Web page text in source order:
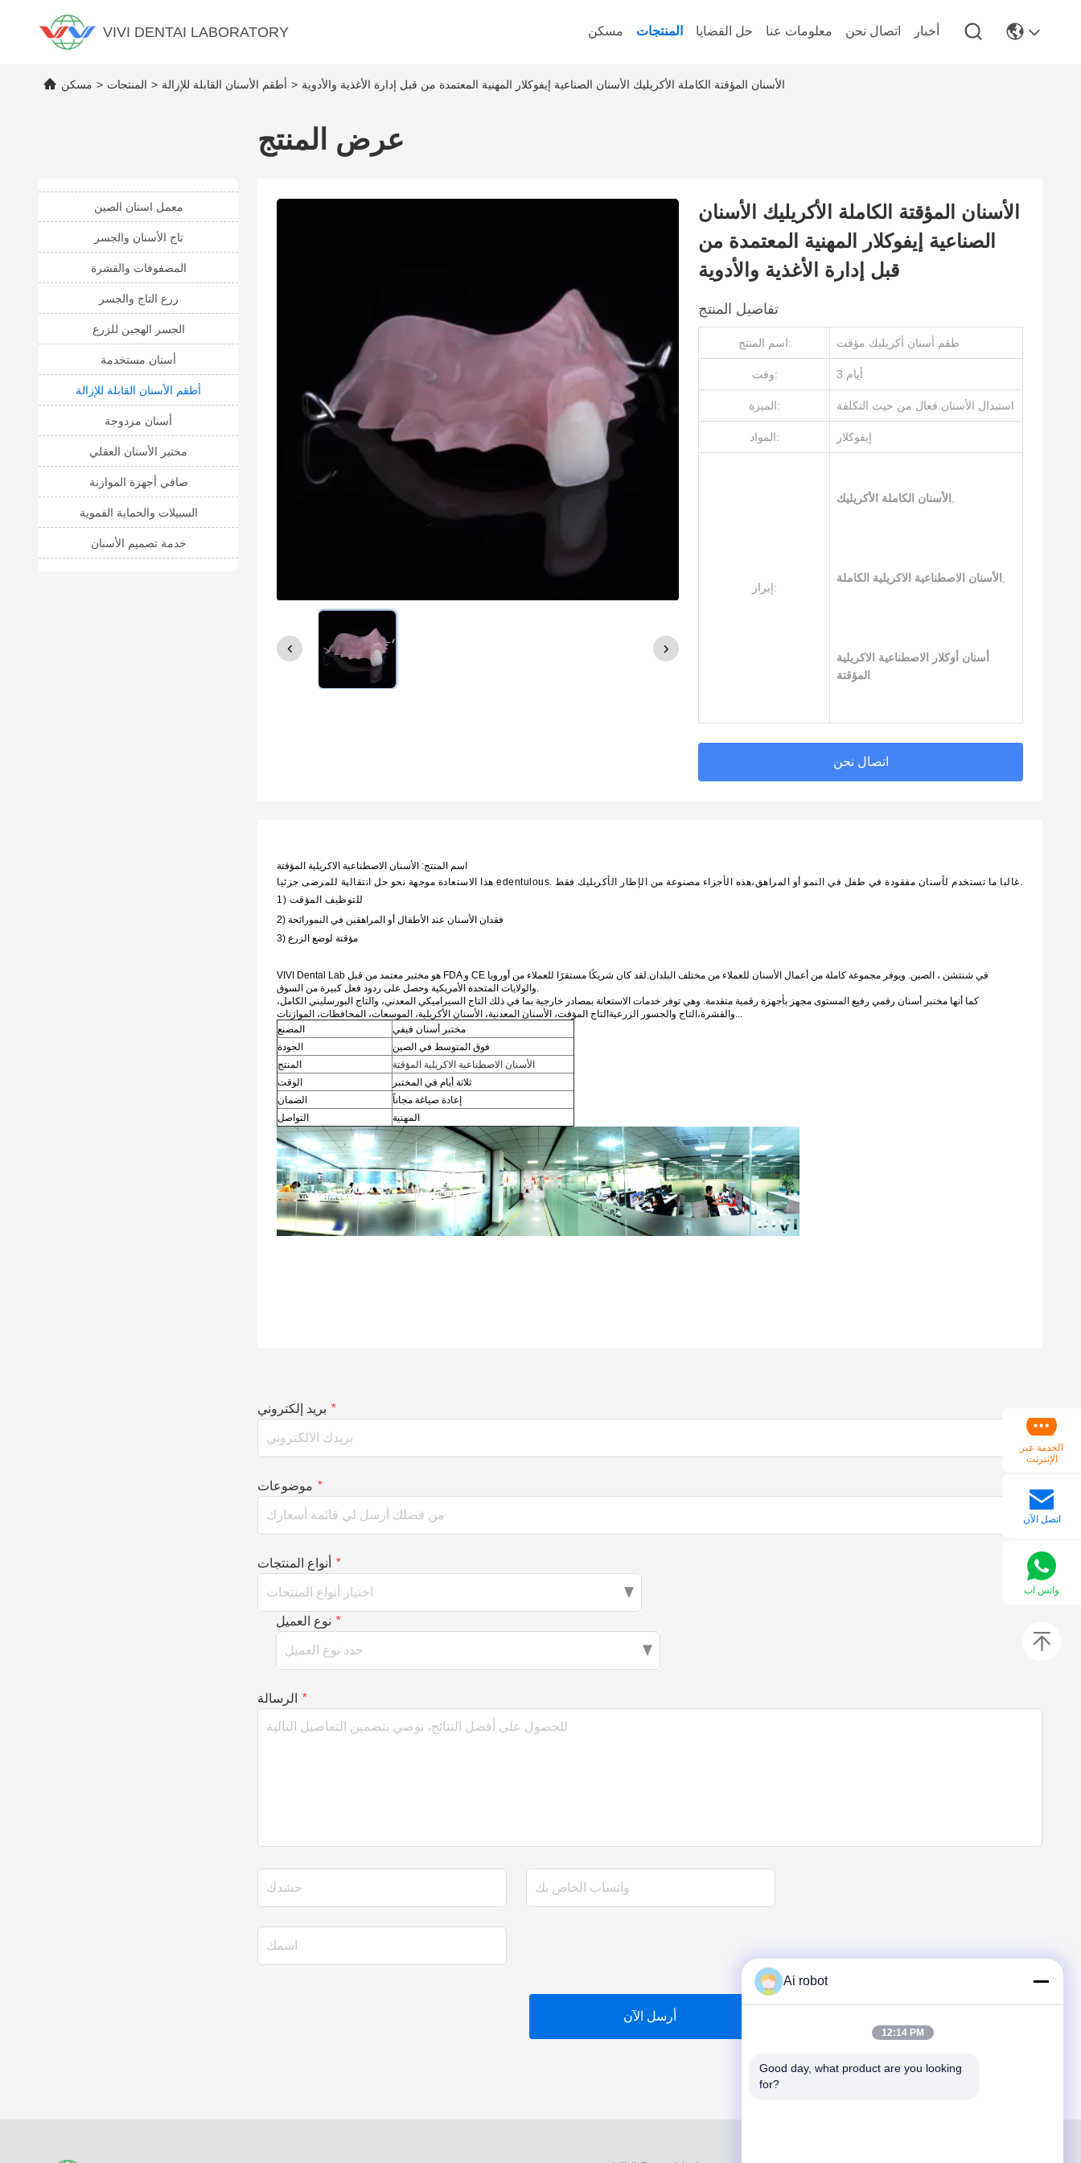
VIVI DENTAI LABORATORY مسكن المنتجات حل القضايا معلومات عنا اتصال نحن أخبار
مسكن > المنتجات > أطقم الأسنان القابلة للإزالة > الأسنان المؤقتة الكاملة الأكريليك الأسنان الصناعية إيفوكلار المهنية المعتمدة من قبل إدارة الأغذية والأدوية
عرض المنتج
معمل اسنان الصين
تاج الأسنان والجسر
المصفوفات والقشرة
زرع التاج والجسر
الجسر الهجين للزرع
أسنان مستخدمة
أطقم الأسنان القابلة للإزالة
أسنان مزدوجة
مختبر الأسنان العقلي
صافي أجهزة الموازنة
السبيلات والحماية الفموية
خدمة تصميم الأسنان
الأسنان المؤقتة الكاملة الأكريليك الأسنان
الصناعية إيفوكلار المهنية المعتمدة من
قبل إدارة الأغذية والأدوية
تفاصيل المنتج
اسم المنتج: طقم أسنان أكريليك مؤقت
وقت: 3 أيام
الميزة: استبدال الأسنان فعال من حيث التكلفة
المواد: إيفوكلار
إبراز:
الأسنان الكاملة الأكريليك
الأسنان الاصطناعية الاكريلية الكاملة
أسنان أوكلار الاصطناعية الاكريلية
المؤقتة
اتصال نحن
اسم المنتج: الأسنان الاصطناعية الاكريلية المؤقتة
هذا الاستعادة موجهة نحو حل انتقالية للمرضى جزئيا edentulous. غالبا ما تستخدم لأسنان مفقودة في طفل في النمو أو المراهق،هذه الأجزاء مصنوعة من الإطار الأكريليك فقط.
1) للتوظيف المؤقت
2) فقدان الأسنان عند الأطفال أو المراهقين في النمورائحة
3) مؤقتة لوضع الزرع
VIVI Dental Lab هو مختبر معتمد من قبل FDA و CE في شنتشن ، الصين. ويوفر مجموعة كاملة من أعمال الأسنان للعملاء من مختلف البلدان.لقد كان شريكًا مستقرًا للعملاء من أوروبا
والولايات المتحدة الأمريكية وحصل على ردود فعل كبيرة من السوق.
كما أنها مختبر أسنان رقمي رفيع المستوى مجهز بأجهزة رقمية متقدمة. وهي توفر خدمات الاستعانة بمصادر خارجية بما في ذلك التاج السيراميكي المعدني، والتاج البورسليني الكامل،
والقشرة،التاج والجسور الزرعيةالتاج المؤقت، الأسنان المعدنية، الأسنان الأكريلية، الموسعات، المحافظات، الموازنات...
المصنع
مختبر أسنان فيفي
الجودة
فوق المتوسط في الصين
المنتج
الأسنان الاصطناعية الاكريلية المؤقتة
الوقت
ثلاثة أيام في المختبر
الضمان
إعادة صياغة مجاناً
التواصل
المهنية
بريد إلكتروني *
موضوعات *
أنواع المنتجات *
نوع العميل *
الرسالة *
أرسل الآن
الخدمة عبر
الإنترنت
اتصل الآن
واتس اب
Ai robot
12:14 PM
Good day, what product are you looking
for?